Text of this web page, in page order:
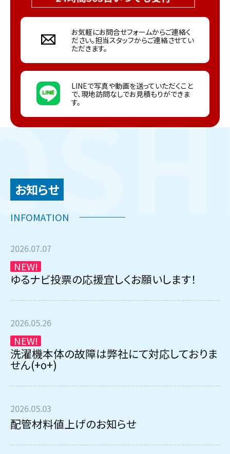
お気軽にお問合せフォームからご連絡く
ださい。担当スタッフからご連絡させてい
ただきます。
LINEで写真や動画を送っていただくこと
で、現地訪問なしでお見積もりができま
す。
お知らせ
2026.07.07
NEW!
ゆるナビ投票の応援宜しくお願いします！
2026.05.26
NEW!
洗濯機本体の故障は弊社にて対応しておりま
せん(+o+)
2026.05.03
配管材料値上げのお知らせ